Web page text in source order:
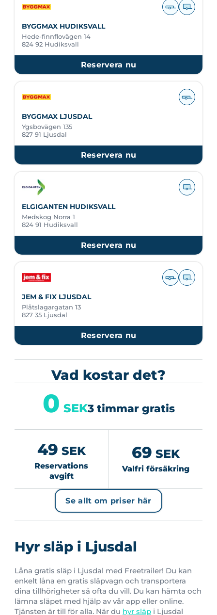
BYGGMAX HUDIKSVALL
Hede-finnflovägen 14
824 92 Hudiksvall
Reservera nu
BYGGMAX LJUSDAL
Ygsbovägen 135
827 91 Ljusdal
Reservera nu
ELGIGANTEN HUDIKSVALL
Medskog Norra 1
824 91 Hudiksvall
Reservera nu
JEM & FIX LJUSDAL
Plåtslagargatan 13
827 35 Ljusdal
Reservera nu
Vad kostar det?
49 SEK
Reservations
avgift
0 SEK3 timmar gratis
69 SEK
Valfri försäkring
Se allt om priser här
Hyr släp i Ljusdal
Låna gratis släp i Ljusdal med Freetrailer! Du kan
enkelt låna en gratis släpvagn och transportera
dina tillhörigheter så ofta du vill. Du kan hämta och
lämna släpet med hjälp av vår app eller online.
Tjänsten är till för alla. När du hyr släp i Ljusdal